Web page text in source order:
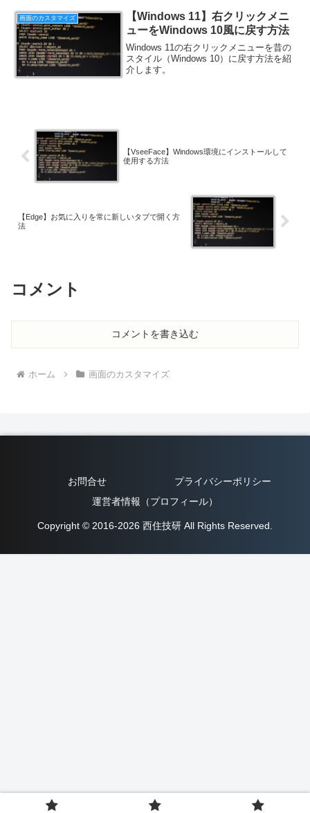
画面のカスタマイズ
【Windows 11】右クリックメニ
ューをWindows 10風に戻す方法
Windows 11の右クリックメニューを昔の
スタイル（Windows 10）に戻す方法を紹
介します。
【VseeFace】Windows環境にインストールして
使用する方法
【Edge】お気に入りを常に新しいタブで開く方
法
コメント
コメントを書き込む
ホーム 画面のカスタマイズ
お問合せ
プライバシーポリシー
運営者情報（プロフィール）
Copyright © 2016-2026 西住技研 All Rights Reserved.